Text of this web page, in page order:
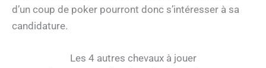
d’un coup de poker pourront donc s’intéresser à sa
candidature.
Les 4 autres chevaux à jouer